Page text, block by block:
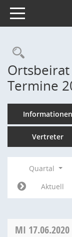
Toggle navigation
Termine
Informationen
Vertreter
Quartal
Aktuell
MI 17.06.2020